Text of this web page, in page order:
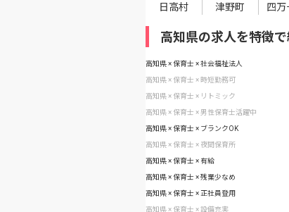
日高村
津野町 四万
高知県の求人を特徴
高知県 × 保育士 × 社会福祉法人
高知県 × 保育士 × 時短勤務可
高知県 × 保育士 × リトミック
高知県 × 保育士 × 男性保育士活躍中
高知県 × 保育士 × ブランクOK
高知県 × 保育士 × 夜間保育所
高知県 × 保育士 × 有給
高知県 × 保育士 × 残業少なめ
高知県 × 保育士 × 正社員登用
高知県 × 保育士 × 設備充実